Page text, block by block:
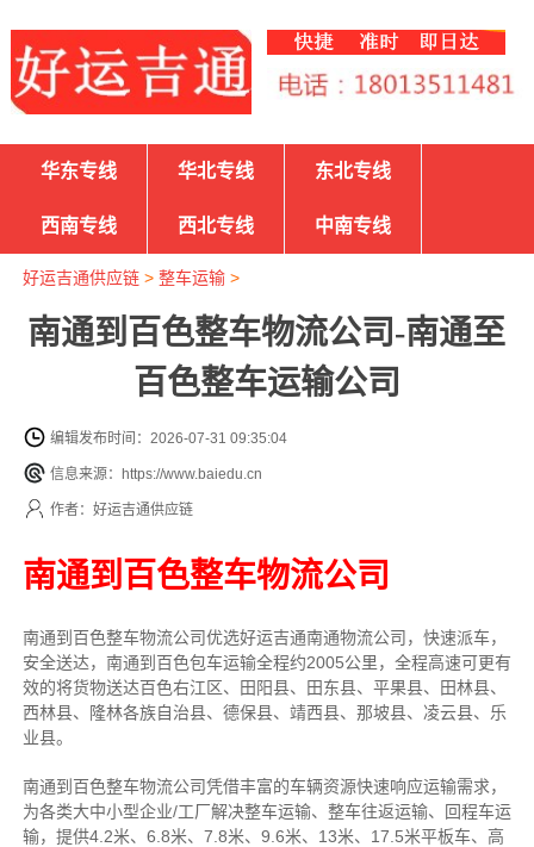
华东专线 华北专线 东北专线
西南专线 西北专线 中南专线
好运吉通供应链> 整车运输>
南通到百色整车物流公司-南通至
百色整车运输公司
编辑发布时间：2026-07-31 09:35:04
信息来源：https://www.baiedu.cn
作者：好运吉通供应链
南通到百色整车物流公司
南通到百色整车物流公司优选好运吉通南通物流公司，快速派车，
安全送达，南通到百色包车运输全程约2005公里，全程高速可更有
效的将货物送达百色右江区、田阳县、田东县、平果县、田林县、
西林县、隆林各族自治县、德保县、靖西县、那坡县、凌云县、乐
业县。
南通到百色整车物流公司凭借丰富的车辆资源快速响应运输需求，
为各类大中小型企业/工厂解决整车运输、整车往返运输、回程车运
输， 提供4.2米、6.8米、7.8米、9.6米、13米、17.5米平板车、高